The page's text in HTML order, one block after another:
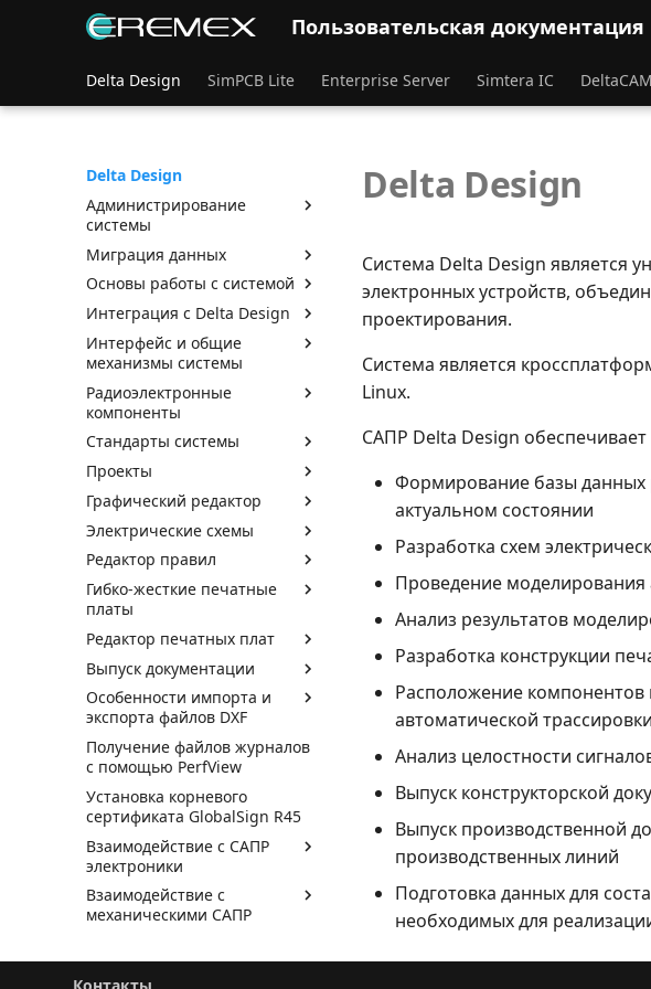
Пользовательская документация
Delta Design SimPCB Lite Enterprise Server Simtera IC DeltaCAM
Delta Design
Администрирование
системы
Миграция данных
Основы работы с системой
Интеграция с Delta Design
Интерфейс и общие
механизмы системы
Радиоэлектронные
компоненты
Стандарты системы
Проекты
Графический редактор
Электрические схемы
Редактор правил
Гибко-жесткие печатные
платы
Редактор печатных плат
Выпуск документации
Особенности импорта и
экспорта файлов DXF
Получение файлов журналов
с помощью PerfView
Установка корневого
сертификата GlobalSign R45
Взаимодействие с САПР
электроники
Взаимодействие с
механическими САПР
моделирования SimOne
Delta Design
Система Delta Design является
электронных устройств,
проектирования.
Система является
Linux.
САПР Delta Design
Формирование базы данных
актуальном состоянии
Разработка схем
Проведение
Анализ результатов
Разработка конструкции
Расположение компонентов
автоматической
Анализ целостности
Выпуск конструкторской
Выпуск производственной
производственных линий
Подготовка данных для
необходимых для